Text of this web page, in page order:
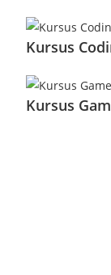
Kursus
Kursus